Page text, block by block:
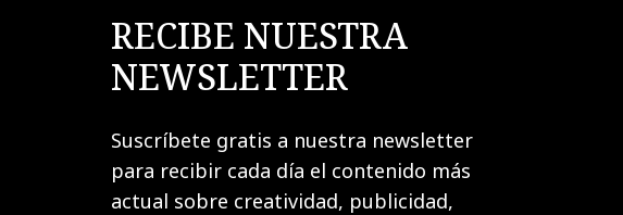
RECIBE NUESTRA
NEWSLETTER
Suscríbete gratis a nuestra newsletter
para recibir cada día el contenido más
actual sobre creatividad, publicidad,